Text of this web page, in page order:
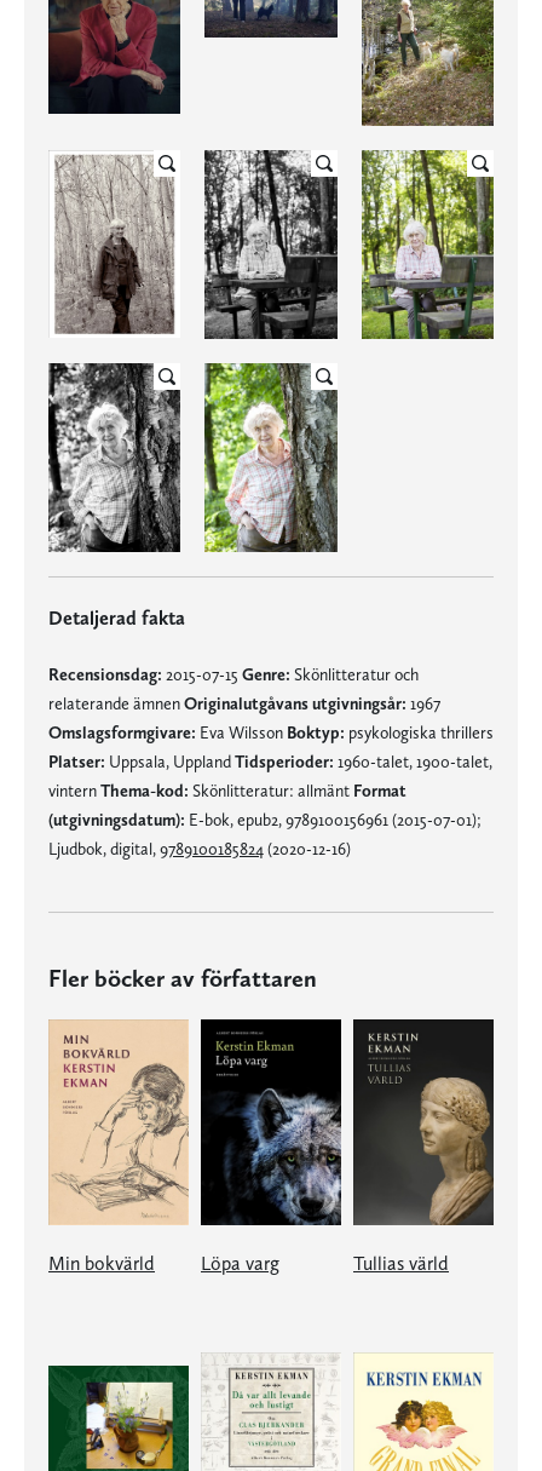
Detaljerad fakta
Recensionsdag: 2015-07-15 Genre: Skönlitteratur och
relaterande ämnenOriginalutgåvans utgivningsår: 1967
Omslagsformgivare: Eva Wilsson Boktyp: psykologiska thrillers
Platser: Uppsala, UpplandTidsperioder: 1960-talet, 1900-talet,
vinternThema-kod: Skönlitteratur: allmänt Format
(utgivningsdatum): E-bok, epub2, 9789100156961 (2015-07-01);
Ljudbok, digital,9789100185824 (2020-12-16)
Fler böcker av författaren
Min bokvärld Löpa varg Tullias värld